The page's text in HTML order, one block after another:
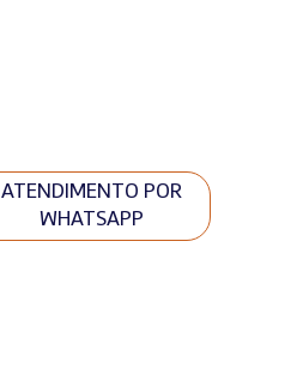
ATENDIMENTO POR
WHATSAPP